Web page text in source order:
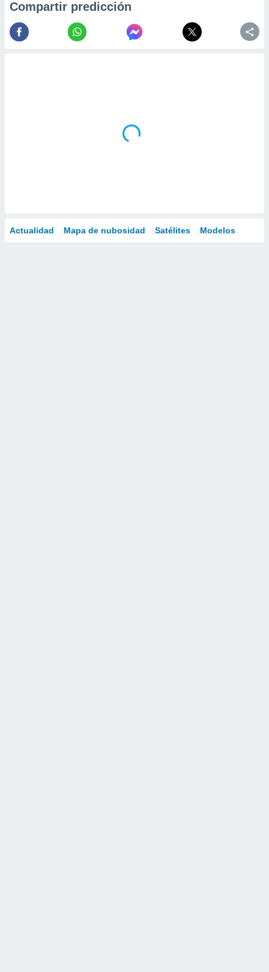
Compartir predicción
Actualidad Mapa de nubosidad Satélites Modelos